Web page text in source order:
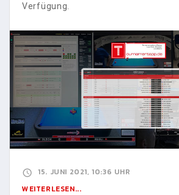
Verfügung.
15. JUNI 2021, 10:36 UHR
WEITERLESEN...